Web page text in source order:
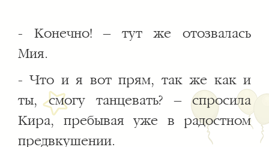
- Конечно! – тут же отозвалась
Мия.
- Что и я вот прям, так же как и
ты, смогу танцевать? – спросила
Кира, пребывая уже в радостном
предвкушении.